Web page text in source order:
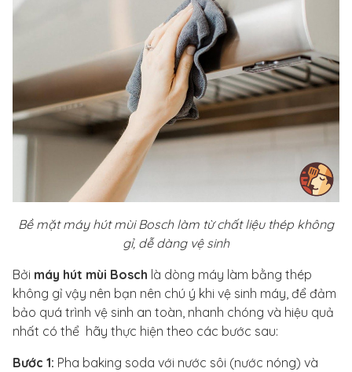
Bề mặt máy hút mùi Bosch làm từ chất liệu thép không
gỉ, dễ dàng vệ sinh
Bởi máy hút mùi Bosch là dòng máy làm bằng thép
không gỉ vậy nên bạn nên chú ý khi vệ sinh máy, để đảm
bảo quá trình vệ sinh an toàn, nhanh chóng và hiệu quả
nhất có thể hãy thực hiện theo các bước sau:
Bước 1: Pha baking soda với nước sôi (nước nóng) và